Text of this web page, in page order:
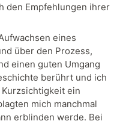
den Empfehlungen ihrer
eines
über den Prozess,
einen guten Umgang
berührt und ich
ein
mich manchmal
erblinden werde. Bei